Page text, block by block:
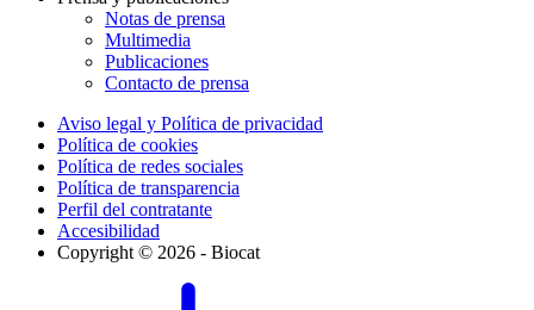
Notas de prensa
Multimedia
Publicaciones
Contacto de prensa
Aviso legal y Política de privacidad
Política de cookies
Política de redes sociales
Política de transparencia
Perfil del contratante
Accesibilidad
Copyright © 2026 - Biocat